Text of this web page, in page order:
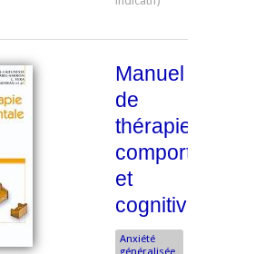
Manuel
de
thérapie
et
cognitive
Anxiété
généralisée